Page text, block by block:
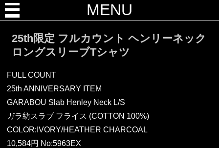
MENU
25th限定 フルカウント ヘンリーネック
ロングスリーブTシャツ
FULL COUNT
25th ANNIVERSARY ITEM
GARABOU Slab Henley Neck L/S
ガラ紡スラブ フライス (COTTON 100%)
COLOR:IVORY/HEATHER CHARCOAL
10,584円 No:5963EX